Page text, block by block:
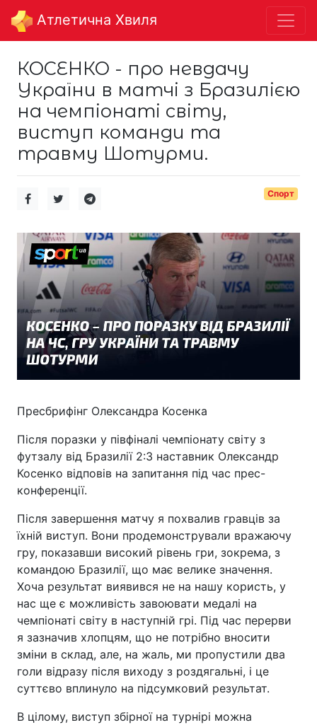
Aтлетична Хвиля
КОСЕНКО - про невдачу
України в матчі з Бразилією
на чемпіонаті світу,
виступ команди та
травму Шотурми.
Спорт
Пресбрифінг Олександра Косенка
Після поразки у півфіналі чемпіонату світу з
футзалу від Бразилії 2:3 наставник Олександр
Косенко відповів на запитання під час прес-
конференції.
Після завершення матчу я похвалив гравців за
їхній виступ. Вони продемонстрували вражаючу
гру, показавши високий рівень гри, зокрема, з
командою Бразилії, що має велике значення.
Хоча результат виявився не на нашу користь, у
нас ще є можливість завоювати медалі на
чемпіонаті світу в наступній грі. Під час перерви
я зазначив хлопцям, що не потрібно вносити
зміни в склад, але, на жаль, ми пропустили два
голи відразу після виходу з роздягальні, і це
суттєво вплинуло на підсумковий результат.
В цілому, виступ збірної на турнірі можна